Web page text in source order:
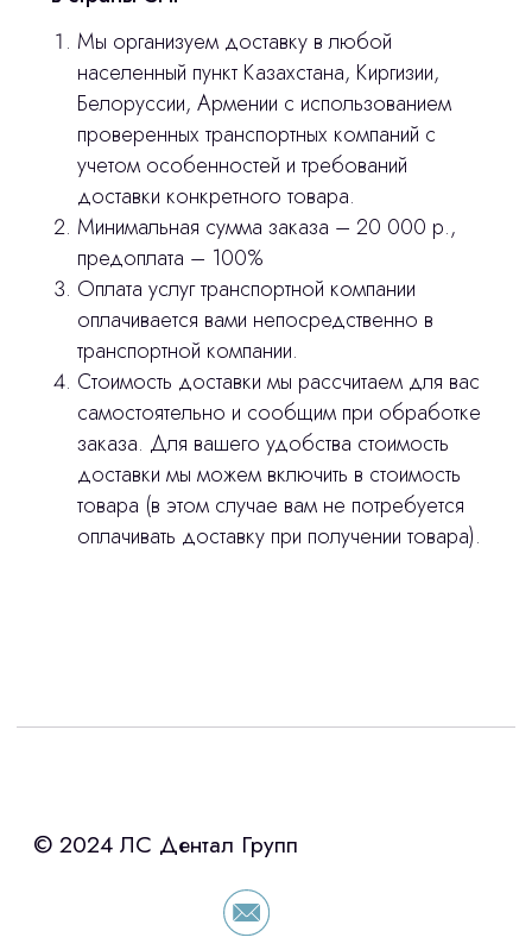
Мы организуем доставку в любой
населенный пункт Казахстана, Киргизии,
Белоруссии, Армении с использованием
проверенных транспортных компаний с
учетом особенностей и требований
доставки конкретного товара.
Минимальная сумма заказа – 20 000 р.,
предоплата – 100%
Оплата услуг транспортной компании
оплачивается вами непосредственно в
транспортной компании.
Стоимость доставки мы рассчитаем для вас
самостоятельно и сообщим при обработке
заказа. Для вашего удобства стоимость
доставки мы можем включить в стоимость
товара (в этом случае вам не потребуется
оплачивать доставку при получении товара).
Интересует лизинг?
«Уралпромлизинг» подберем выгодные
условия по лизингу оборудования,
просто оставьте контакты чтобы мы
сориентировали по условиям